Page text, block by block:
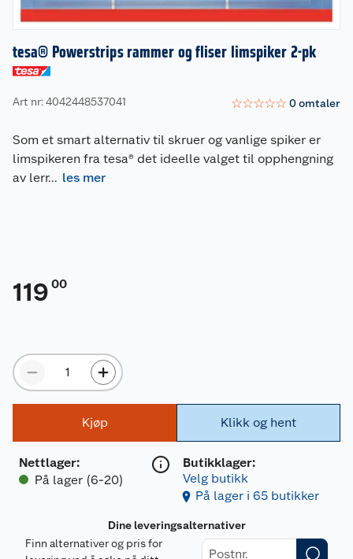
tesa® Powerstrips rammer og fliser limspiker 2-pk
Art nr: 4042448537041 ☆☆☆☆☆ 0omtaler
Som et smart alternativ til skruer og vanlige spiker er
limspikeren fra tesa® det ideelle valget til opphengning
av lerr... les mer
119 00
Kjøp
Nettlager:
På lager (6-20)
Klikk og hent
Butikklager:
Velg butikk
På lager i 65 butikker
Dine leveringsalternativer
Finn alternativer og pris for